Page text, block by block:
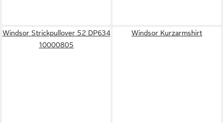
Windsor Strickpullover 52 DP634
10000805
Windsor Kurzarmshirt